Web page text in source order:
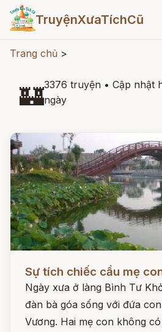
TruyệnXưaTíchCũ
Trang chủ >
🏰3376 truyện • Cập nhật
ngày
Sự tích chiếc cầu mẹ
Ngày xưa ở làng Bình Tư
đàn bà góa sống với đứa
Vương. Hai mẹ con không